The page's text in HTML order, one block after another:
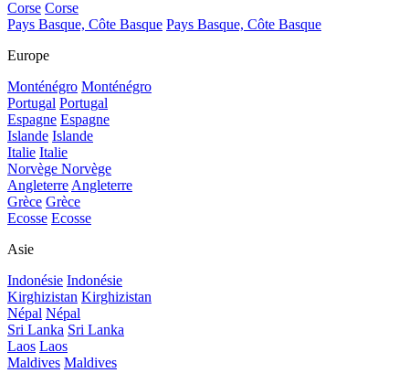
Corse Corse
Pays Basque, Côte Basque Pays Basque, Côte Basque
Europe
Monténégro Monténégro
Portugal Portugal
Espagne Espagne
Islande Islande
Italie Italie
Norvège Norvège
AngleterreAngleterre
Grèce Grèce
Ecosse Ecosse
Asie
Indonésie Indonésie
Kirghizistan Kirghizistan
Népal Népal
Sri Lanka Sri Lanka
Laos Laos
Maldives Maldives